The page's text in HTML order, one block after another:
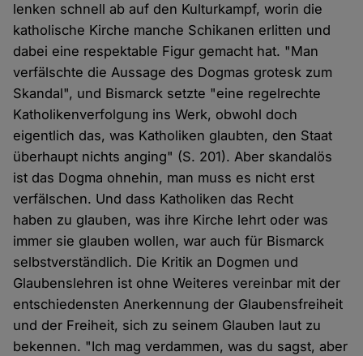
lenken schnell ab auf den Kulturkampf, worin die
katholische Kirche manche Schikanen erlitten und
dabei eine respektable Figur gemacht hat. "Man
verfälschte die Aussage des Dogmas grotesk zum
Skandal", und Bismarck setzte "eine regelrechte
Katholikenverfolgung ins Werk, obwohl doch
eigentlich das, was Katholiken glaubten, den Staat
überhaupt nichts anging" (S. 201). Aber skandalös
ist das Dogma ohnehin, man muss es nicht erst
verfälschen. Und dass Katholiken das Recht
haben zu glauben, was ihre Kirche lehrt oder was
immer sie glauben wollen, war auch für Bismarck
selbstverständlich. Die Kritik an Dogmen und
Glaubenslehren ist ohne Weiteres vereinbar mit der
entschiedensten Anerkennung der Glaubensfreiheit
und der Freiheit, sich zu seinem Glauben laut zu
bekennen. "Ich mag verdammen, was du sagst, aber